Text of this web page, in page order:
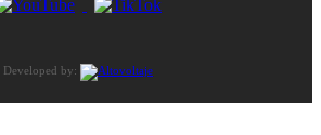
Developed by: